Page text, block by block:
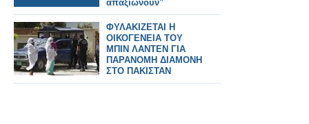
απαξιώνουν"
ΦΥΛΑΚΙΖΕΤΑΙ Η
ΟΙΚΟΓΕΝΕΙΑ ΤΟΥ
ΜΠΙΝ ΛΑΝΤΕΝ ΓΙΑ
ΠΑΡΑΝΟΜΗ ΔΙΑΜΟΝΗ
ΣΤΟ ΠΑΚΙΣΤΑΝ